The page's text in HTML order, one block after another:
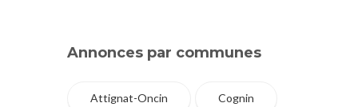
Annonces par communes
Attignat-Oncin Cognin